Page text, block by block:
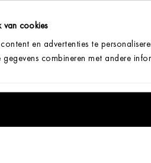
van cookies
en advertenties te
gegevens combineren met andere